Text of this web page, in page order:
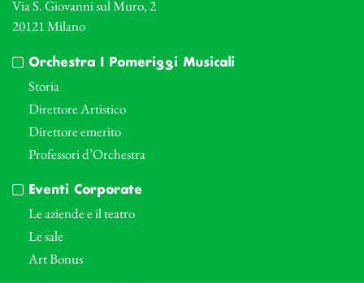
Via S. Giovanni sul Muro, 2
20121 Milano
Orchestra I Pomeriggi Musicali
Storia
Direttore Artistico
Direttore emerito
Professori d’Orchestra
Eventi Corporate
Le aziende e il teatro
Le sale
Art Bonus